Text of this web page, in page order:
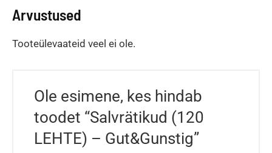
Arvustused
Tooteülevaateid veel ei ole.
Ole esimene, kes hindab
toodet “Salvrätikud (120
LEHTE) – Gut&Gunstig”